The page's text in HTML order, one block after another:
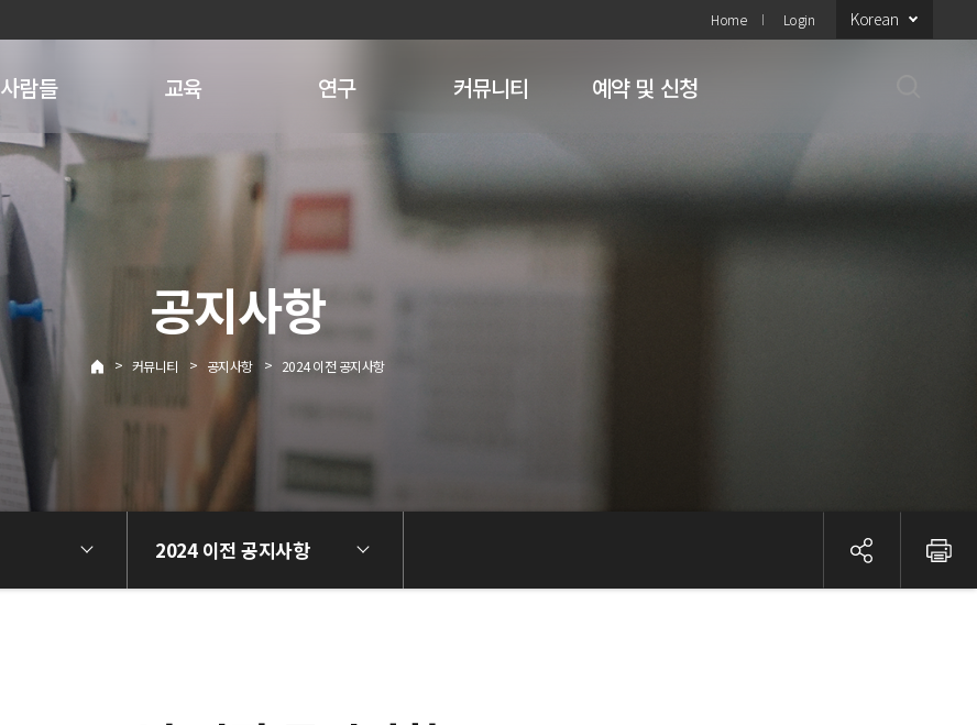
Home Login Korean
사람들 교육 연구 커뮤니티 예약 및 신청
공지사항
> 커뮤니티 > 공지사항 > 2024 이전 공지사항
2024 이전 공지사항